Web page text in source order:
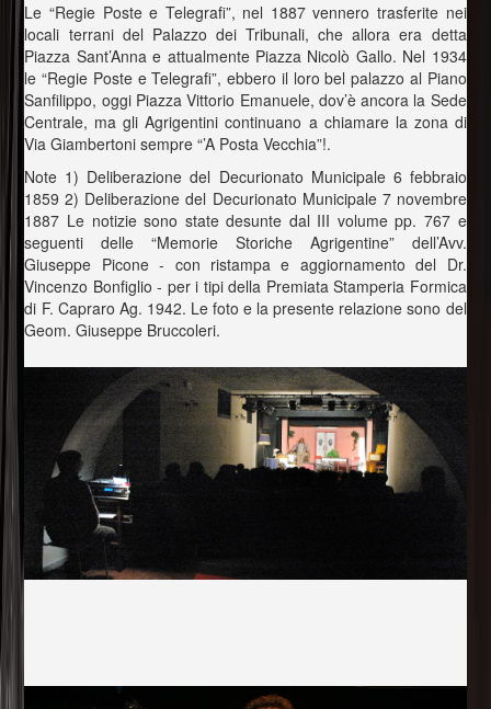
Le “Regie Poste e Telegrafi”, nel 1887 vennero trasferite nei
locali terrani del Palazzo dei Tribunali, che allora era detta
Piazza Sant’Anna e attualmente Piazza Nicolò Gallo. Nel 1934
le “Regie Poste e Telegrafi”, ebbero il loro bel palazzo al Piano
Sanfilippo, oggi Piazza Vittorio Emanuele, dov’è ancora la Sede
Centrale, ma gli Agrigentini continuano a chiamare la zona di
Via Giambertoni sempre “’A Posta Vecchia”!.
Note 1) Deliberazione del Decurionato Municipale 6 febbraio
1859 2) Deliberazione del Decurionato Municipale 7 novembre
1887 Le notizie sono state desunte dal III volume pp. 767 e
seguenti delle “Memorie Storiche Agrigentine” dell’Avv.
Giuseppe Picone - con ristampa e aggiornamento del Dr.
Vincenzo Bonfiglio - per i tipi della Premiata Stamperia Formica
di F. Capraro Ag. 1942. Le foto e la presente relazione sono del
Geom. Giuseppe Bruccoleri.